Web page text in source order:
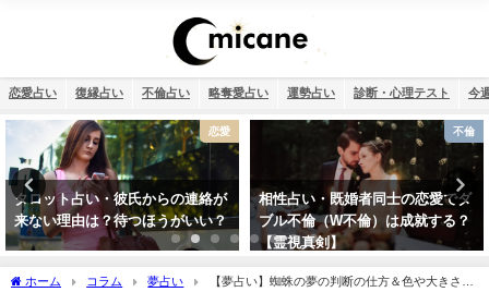
恋愛占い 復縁占い 不倫占い 略奪愛占い 運勢占い 診断・心理テスト 今
不倫
相性占い・既婚者同士の恋愛でダ
ブル不倫（W不倫）は成就する？
【霊視真剣】
干支占い
干支占い2026年（令和8年）【十
二支＋60種類（60干支）の運勢・
性格・相性を無料紹介】
ホーム コラム 夢占い
【夢占い】蜘蛛の夢の判断の仕方＆色や大きさと